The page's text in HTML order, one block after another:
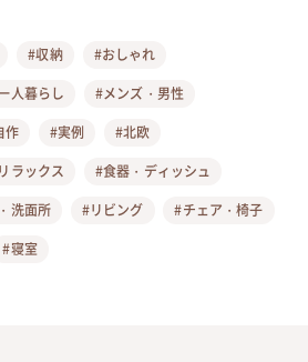
#収納
#おしゃれ
人暮らし
#メンズ・男性
作 #実例
#北欧
ラックス
#食器・ディッシュ
洗面所 #リビング
#チェア・椅子
#寝室